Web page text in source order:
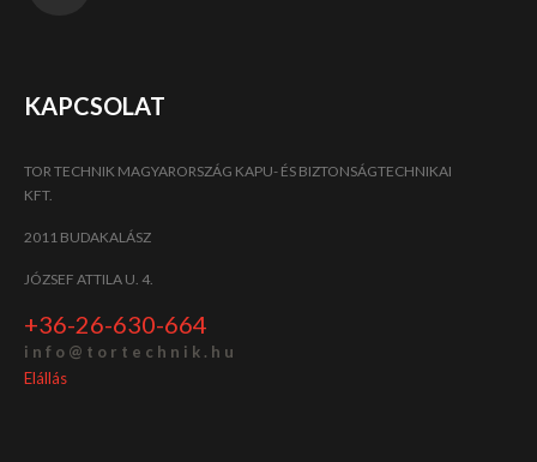
KAPCSOLAT
TOR TECHNIK MAGYARORSZÁG KAPU- ÉS BIZTONSÁGTECHNIKAI
KFT.
2011 BUDAKALÁSZ
JÓZSEF ATTILA U. 4.
+36-26-630-664
i n f o @ t o r t e c h n i k . h u
Elállás